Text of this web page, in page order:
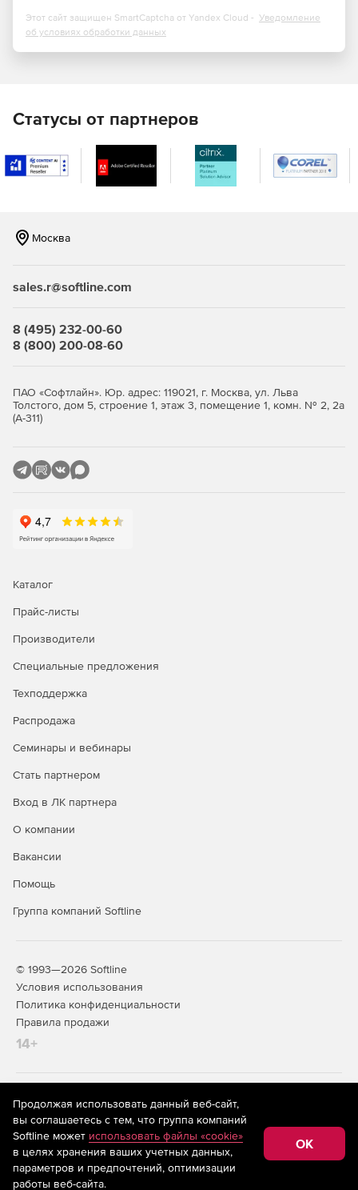
Этот сайт защищен SmartCaptcha от Yandex Cloud - Уведомление
об условиях обработки данных
Статусы от партнеров
Москва
sales.r@softline.com
8 (495) 232-00-60
8 (800) 200-08-60
ПАО «Софтлайн». Юр. адрес: 119021, г. Москва, ул. Льва
Толстого, дом 5, строение 1, этаж 3, помещение 1, комн. № 2, 2а
(А-311)
Каталог
Прайс-листы
Производители
Специальные предложения
Техподдержка
Распродажа
Семинары и вебинары
Стать партнером
Вход в ЛК партнера
О компании
Вакансии
Помощь
Группа компаний Softline
© 1993—2026 Softline
Условия использования
Политика конфиденциальности
Правила продажи
14+
На информационном ресурсе store.softline.ru применяются
рекомендательные технологии
(информационные технологии
предоставления информации на основе сбора,
систематизации и анализа сведений, относящихся к
предпочтениям пользователей сети «Интернет»,
находящихся на территории Российской Федерации)
Продолжая использовать данный веб-сайт,
вы соглашаетесь с тем, что группа компаний
Softline может использовать файлы «cookie»
в целях хранения ваших учетных данных,
параметров и предпочтений, оптимизации
работы веб-сайта.
OK